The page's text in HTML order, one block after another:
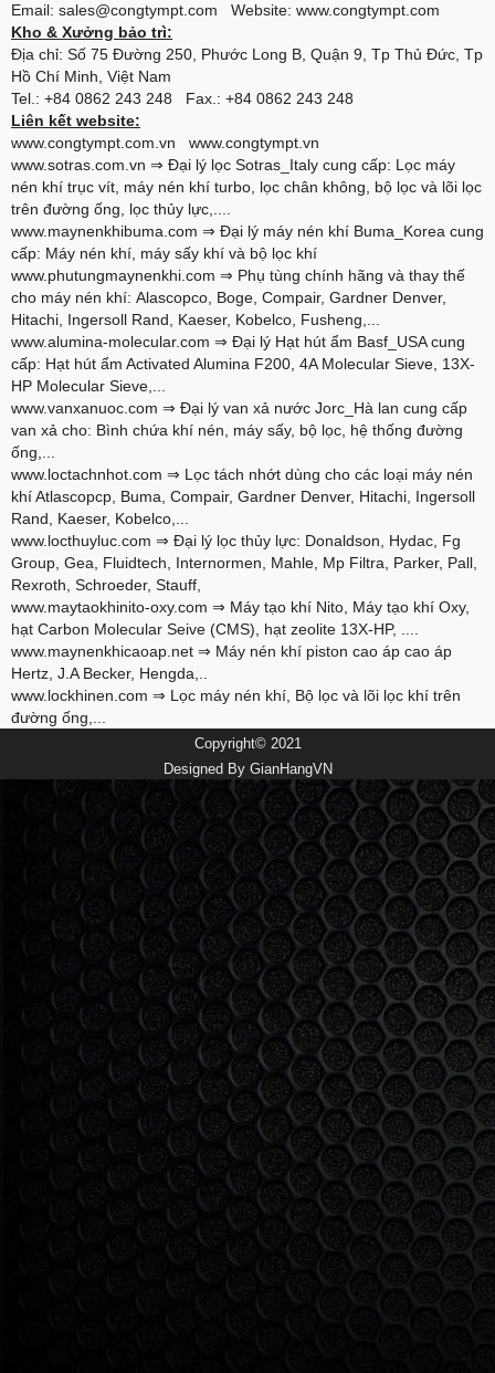
Email: sales@congtympt.com Website: www.congtympt.com
Kho & Xưởng bảo trì:
Địa chỉ: Số 75 Đường 250, Phước Long B, Quận 9, Tp Thủ Đức, Tp
Hồ Chí Minh, Việt Nam
Tel.: +84 0862 243 248 Fax.: +84 0862 243 248
Liên kết website:
www.congtympt.com.vn
www.congtympt.vn
www.sotras.com.vn ⇒ Đại lý lọc Sotras_Italy cung cấp: Lọc máy
nén khí trục vít, máy nén khí turbo, lọc chân không, bộ lọc và lõi lọc
trên đường ống, lọc thủy lực,....
www.maynenkhibuma.com ⇒ Đại lý máy nén khí Buma_Korea cung
cấp: Máy nén khí, máy sấy khí và bộ lọc khí
www.phutungmaynenkhi.com ⇒ Phụ tùng chính hãng và thay thế
cho máy nén khí: Alascopco, Boge, Compair, Gardner Denver,
Hitachi, Ingersoll Rand, Kaeser, Kobelco, Fusheng,...
www.alumina-molecular.com ⇒ Đại lý Hạt hút ẩm Basf_USA cung
cấp: Hạt hút ẩm Activated Alumina F200, 4A Molecular Sieve, 13X-
HP Molecular Sieve,...
www.vanxanuoc.com ⇒ Đại lý van xả nước Jorc_Hà lan cung cấp
van xả cho: Bình chứa khí nén, máy sấy, bộ lọc, hệ thống đường
ống,...
www.loctachnhot.com ⇒ Lọc tách nhớt dùng cho các loại máy nén
khí Atlascopcp, Buma, Compair, Gardner Denver, Hitachi, Ingersoll
Rand, Kaeser, Kobelco,...
www.locthuyluc.com ⇒ Đại lý lọc thủy lực: Donaldson, Hydac, Fg
Group, Gea, Fluidtech, Internormen, Mahle, Mp Filtra, Parker, Pall,
Rexroth, Schroeder, Stauff,
www.maytaokhinito-oxy.com ⇒ Máy tạo khí Nito, Máy tạo khí Oxy,
hạt Carbon Molecular Seive (CMS), hạt zeolite 13X-HP, ....
www.maynenkhicaoap.net ⇒ Máy nén khí piston cao áp cao áp
Hertz, J.A Becker, Hengda,..
www.lockhinen.com ⇒ Lọc máy nén khí, Bộ lọc và lõi lọc khí trên
đường ống,...
Copyright© 2021
Designed By GianHangVN